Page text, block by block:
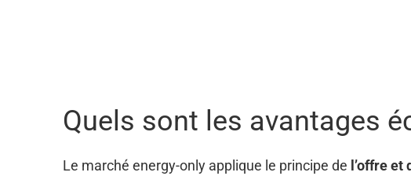
Quels sont les avantages
Le marché energy-only applique le principe de l’offre et